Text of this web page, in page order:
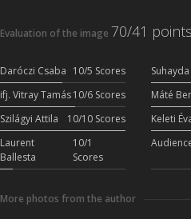
Evaluation of the image 70/41 points
Daróczi Csaba 10/5 Scores
ifj. Vitray Tamás10/6 Scores Máté
Szilágyi Attila
10/10 Scores Keleti
Laurent
Ballesta
10/1
Scores
More photos from the author